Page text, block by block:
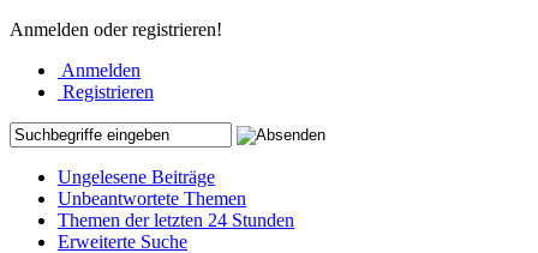
Anmelden oder registrieren!
Anmelden
Registrieren
Ungelesene Beiträge
Unbeantwortete Themen
Themen der letzten 24 Stunden
Erweiterte Suche